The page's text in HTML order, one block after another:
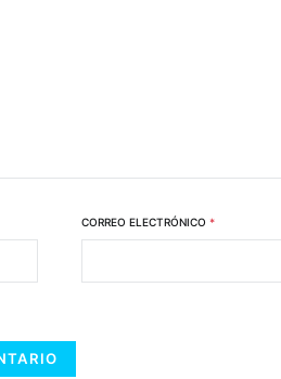
CORREO ELECTRÓNICO *